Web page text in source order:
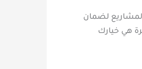
لضمان
هي خيارك